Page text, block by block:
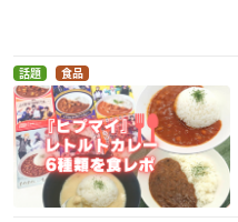
話題 食品